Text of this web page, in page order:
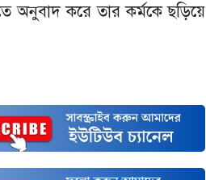
অনুবাদ করে তার কর্মকে ছড়িয়ে